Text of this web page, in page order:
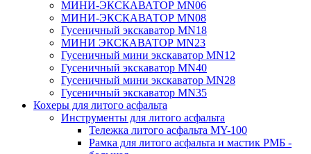
МИНИ-ЭКСКАВАТОР MN06
МИНИ-ЭКСКАВАТОР MN08
Гусеничный экскаватор MN18
МИНИ ЭКСКАВАТОР MN23
Гусеничный мини экскаватор MN12
Гусеничный экскаватор MN40
Гусеничный мини экскаватор MN28
Гусеничный экскаватор MN35
Кохеры для литого асфальта
Инструменты для литого асфальта
Тележка литого асфальта MY-100
Рамка для литого асфальта и мастик РМБ -